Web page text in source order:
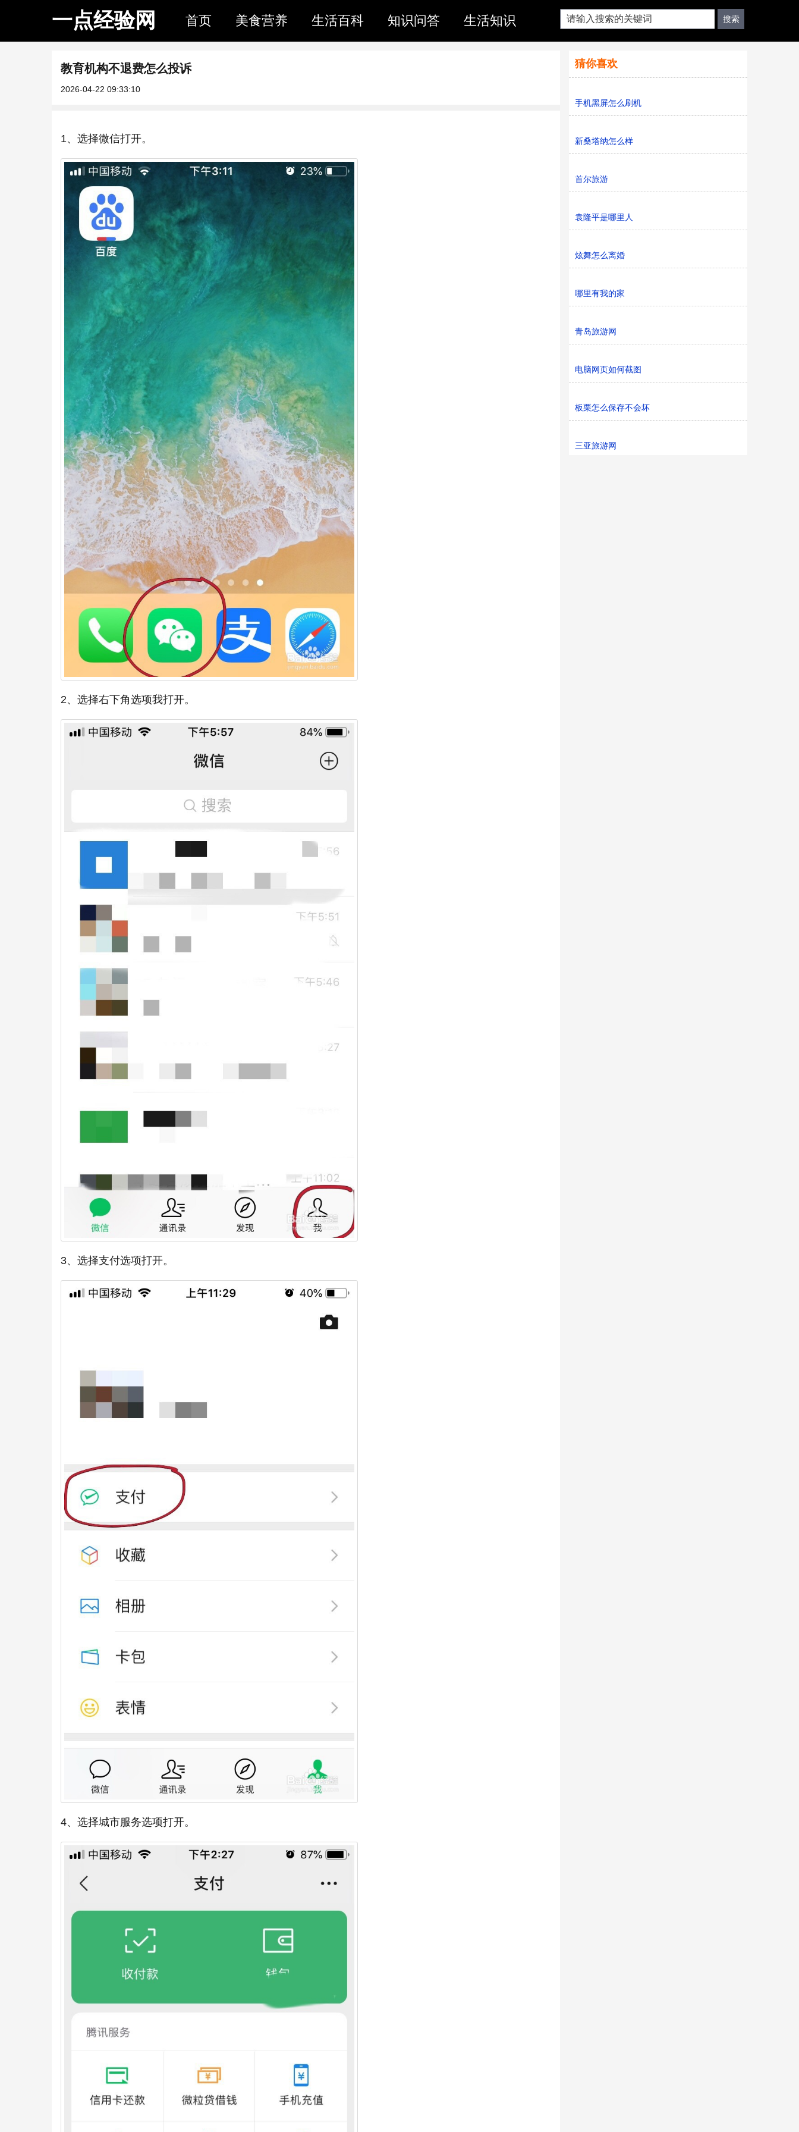
一点经验网 首页 美食营养 生活百科 知识问答 生活知识
教育机构不退费怎么投诉
2026-04-22 09:33:10
1、选择微信打开。
2、选择右下角选项我打开。
3、选择支付选项打开。
4、选择城市服务选项打开。
猜你喜欢
手机黑屏怎么刷机
新桑塔纳怎么样
首尔旅游
袁隆平是哪里人
炫舞怎么离婚
哪里有我的家
青岛旅游网
电脑网页如何截图
板栗怎么保存不会坏
三亚旅游网